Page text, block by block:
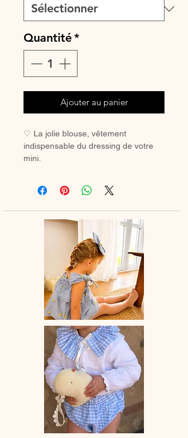
Quantité*
Ajouter au panier
♡ La jolie blouse, vêtement
indispensable du dressing de votre
mini.
look tout en douceur.
♡Blouse à manches longues et en
option col élastiqué dans le même
tissu ou en broderie anglaise.
La broderie peut varier selon les
stocks.
♡ Le délai de fabrication est de 15 à
28 jours ouvrés selon les commandes
en cours.
♡ Lavage à la main ou en machine
30° max, couleurs similaires, cycle
délicat. Ne pas utilser de sèche-linge.